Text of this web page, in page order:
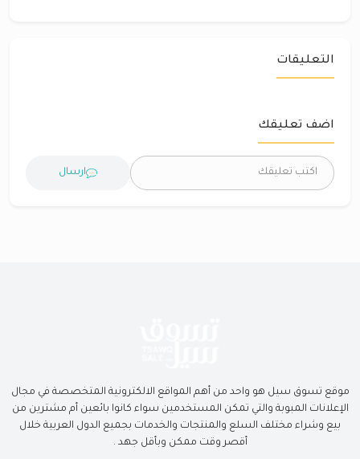
التعليقات
اضف تعليقك
ارسال
موقع تسوق سيل هو واحد من أهم المواقع الالكترونية المتخصصة في مجال
الإعلانات المبوبة والتي تمكن المستخدمين سواء كانوا بائعين أم مشترين من
بيع وشراء مختلف السلع والمنتجات والخدمات بجميع الدول العربية خلال
أقصر وقت ممكن وبأقل جهد .